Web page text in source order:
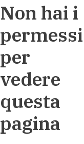
Non hai i
permessi
per
vedere
questa
pagina